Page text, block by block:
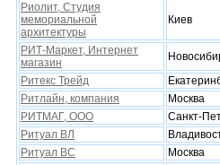
Риолит, Студия
мемориальной
арxитектуры
Киев
РИТ-Маркет, Интернет
магазин
Ритекс Трейд
Ритлайн, компания
Москва
РИТМАГ, ООО
Санкт-
Ритуал ВЛ
Ритуал ВС
Москва